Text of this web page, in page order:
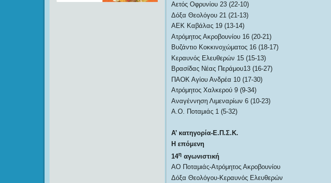
Αετός Οφρυνίου 23 (22-10)
Δόξα Θεολόγου 21 (21-13)
ΑΕΚ Καβάλας 19 (13-14)
Ατρόμητος Ακροβουνίου 16 (20-21)
Βυζάντιο Κοκκινοχώματος 16 (18-17)
Κεραυνός Ελευθερών 15 (15-13)
Βρασίδας Νέας Περάμου13 (16-27)
ΠΑΟΚ Αγίου Ανδρέα 10 (17-30)
Ατρόμητος Χαλκερού 9 (9-34)
Αναγέννηση Λιμεναρίων 6 (10-23)
Α.Ο. Ποταμιάς 1 (5-32)
Α’ κατηγορία-Ε.Π.Σ.Κ.
Η επόμενη
14η αγωνιστική
ΑΟ Ποταμιάς-Ατρόμητος Ακροβουνίου
Δόξα Θεολόγου-Κεραυνός Ελευθερών